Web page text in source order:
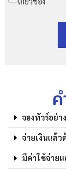
จองทัวร์อย่า
จ่ายเงินแล้ว
มีค่าใช้จ่าย